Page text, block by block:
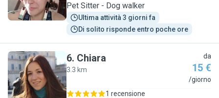
Pet Sitter - Dog walker
Ultima attività 3 giorni fa
Di solito risponde entro poche ore
C
6. Chiara
3.3 km
da
15 €
/giorno
1 recensione